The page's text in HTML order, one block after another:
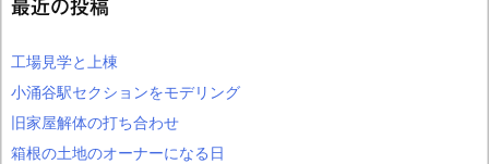
最近の投稿
工場見学と上棟
小涌谷駅セクションをモデリング
旧家屋解体の打ち合わせ
箱根の土地のオーナーになる日